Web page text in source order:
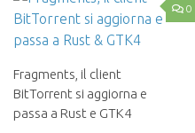
0
Fragments, il client
BitTorrent si aggiorna e
passa a Rust e GTK4